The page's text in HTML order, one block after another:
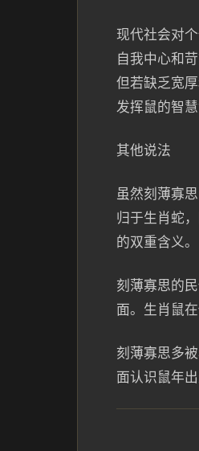
现代社会对
自我中心和
但若缺乏宽
发挥鼠的智慧
其他说法
虽然刻薄寡
归于生肖蛇
的双重含义。
刻薄寡思的
面。生肖鼠
刻薄寡思多
面认识鼠年